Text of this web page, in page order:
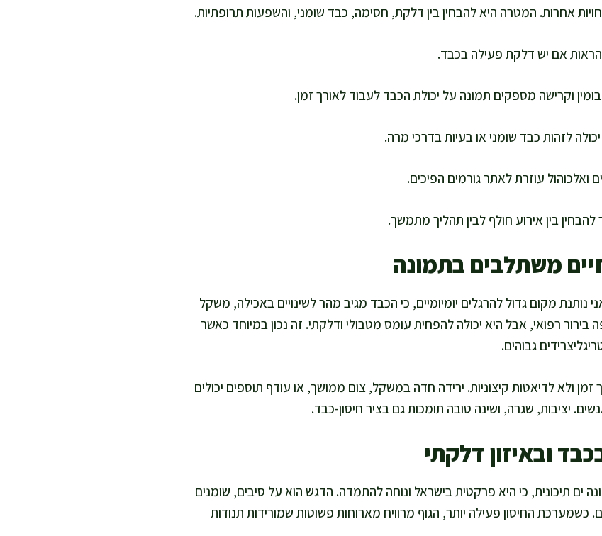
אחרות. המטרה היא להבחין בין דלקת, חסימה, כבד שומני, והשפעות תרופתיות.
אם יש דלקת פעילה בכבד.
וקרישה מספקים תמונה על יכולת הכבד לעבוד לאורך זמן.
לזהות כבד שומני או בעיות בדרכי מרה.
ואלכוהול עוזרת לאתר גורמים הפיכים.
בין אירוע חולף לבין תהליך מתמשך.
משתלבים בתמונה
מקום גדול להרגלים יומיומיים, כי הכבד מגיב מהר לשינויים באכילה, משקל
בירור רפואי, אבל היא יכולה להפחית עומס מטבולי ודלקתי. זה נכון במיוחד כאשר
גבוהים.
זמן ולא לדיאטות קיצוניות. ירידה חדה במשקל, צום ממושך, או עודף תוספים יכולים
יציבות, שגרה, ושינה טובה תומכות גם בציר חיסון-כבד.
ובאיזון דלקתי
ים תיכונית, כי היא פרקטית בישראל ונוחה להתמדה. הדגש הוא על סיבים, שומנים
כשמערכת החיסון פעילה יותר, הגוף מרוויח מארוחות פשוטות שמורידות תנודות